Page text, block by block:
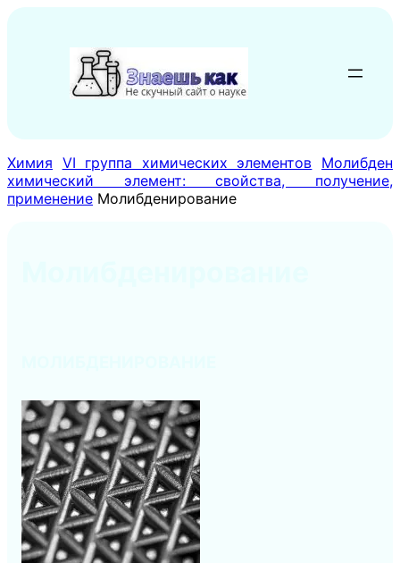
содержимому
Химия VI группа химических элементов Молибден
химический элемент: свойства, получение,
применение Молибденирование